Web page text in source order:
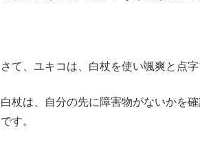
さて、ユキコは、白杖を使い颯爽と点
白杖は、自分の先に障害物がないかを
です。